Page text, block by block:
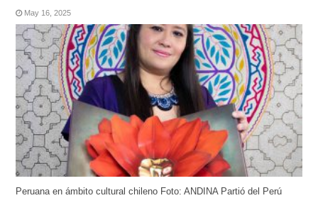
May 16, 2025
Peruana en ámbito cultural chileno Foto: ANDINA Partió del Perú